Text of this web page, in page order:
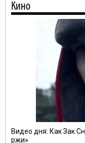
Кино
Видео дня: Как Зак
ржи»